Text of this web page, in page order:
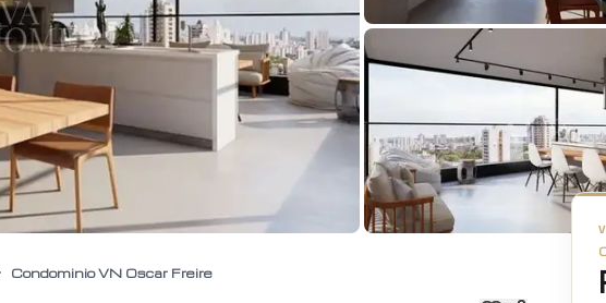
Condominio VN Oscar Freire